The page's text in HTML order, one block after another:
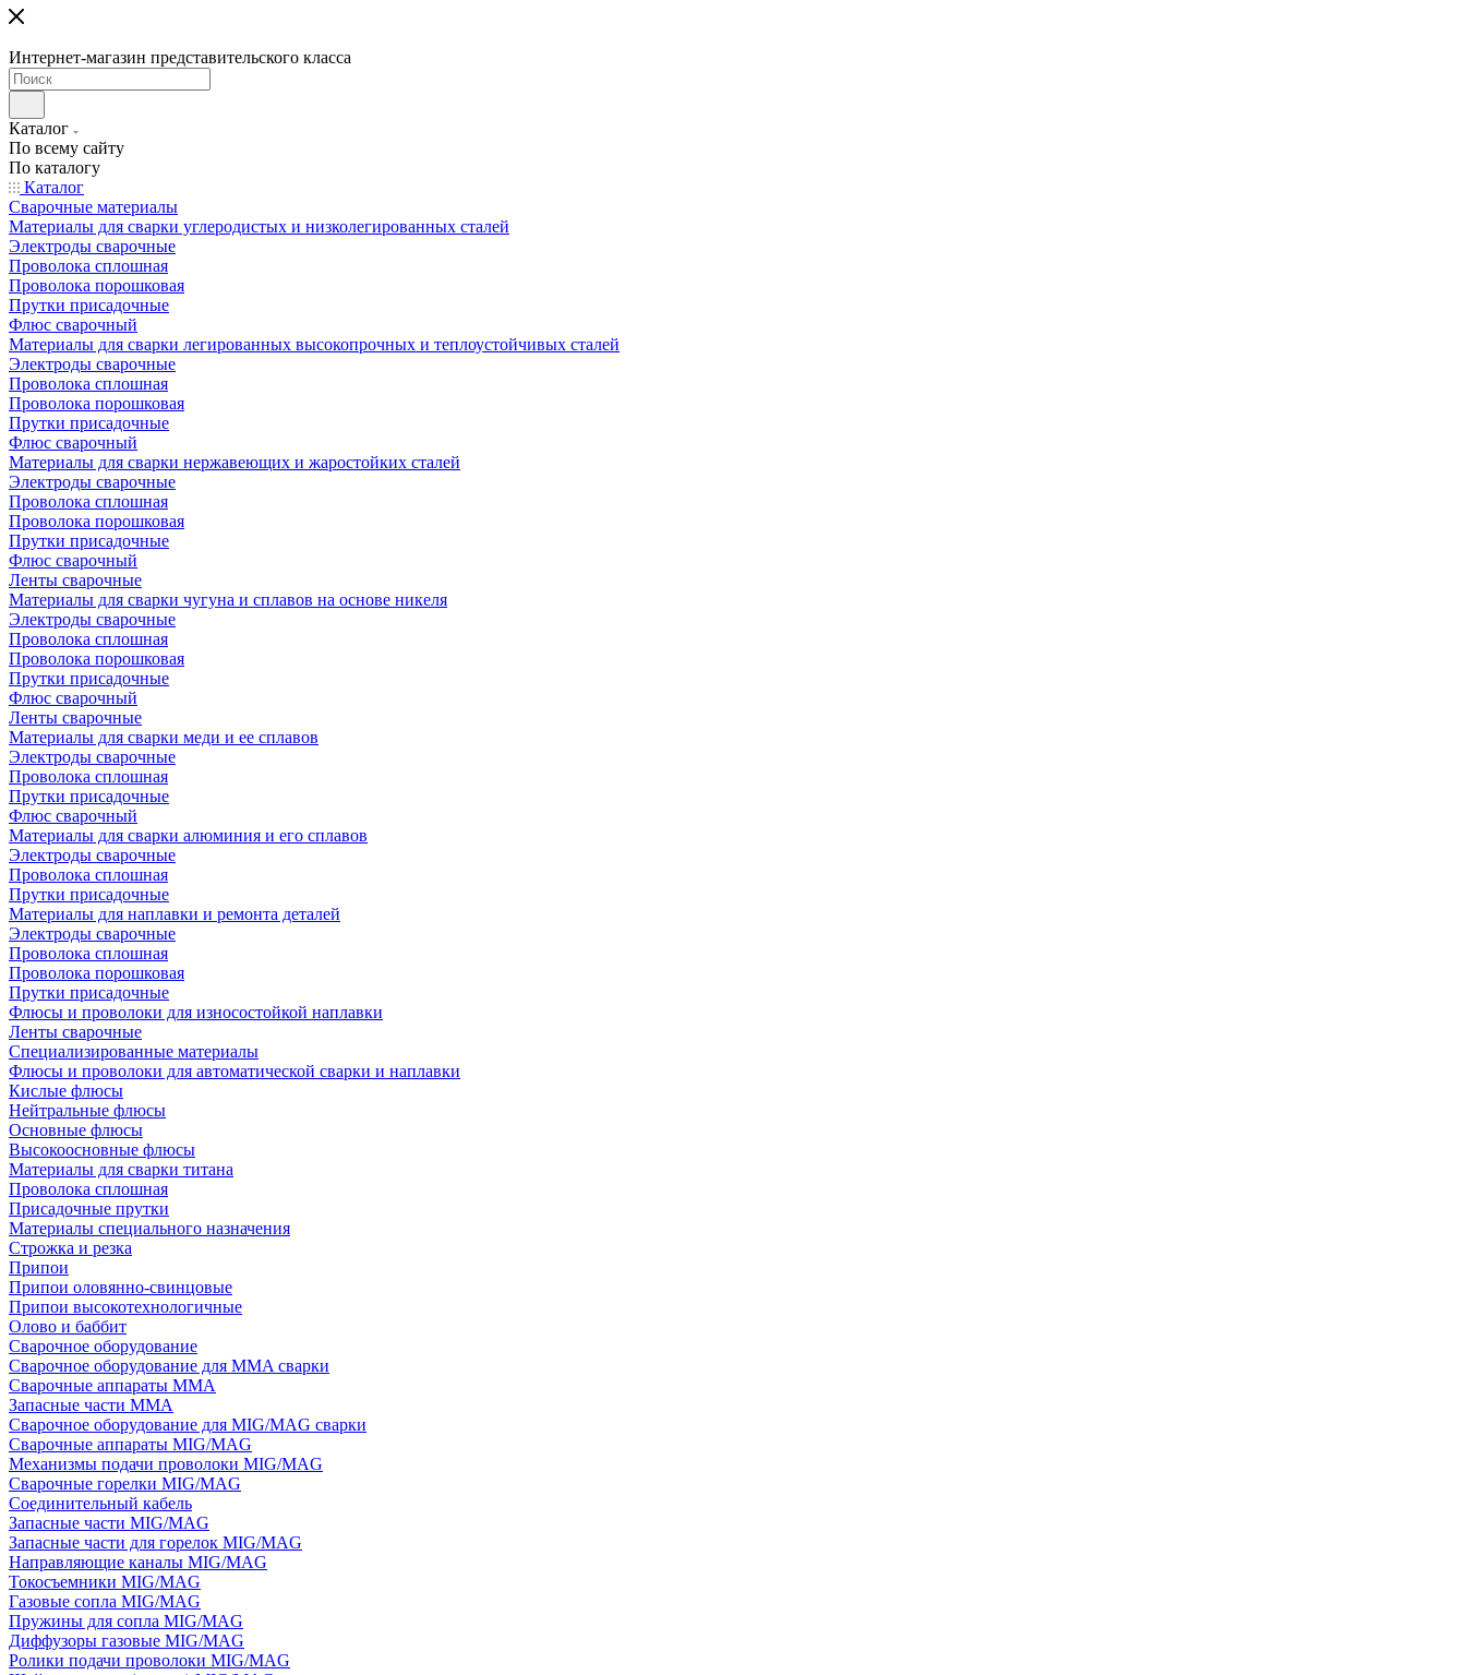
Интернет-магазин представительского класса
Каталог
По всему сайту
По каталогу
Каталог
Сварочные материалы
Материалы для сварки углеродистых и низколегированных сталей
Электроды сварочные
Проволока сплошная
Проволока порошковая
Прутки присадочные
Флюс сварочный
Материалы для сварки легированных высокопрочных и теплоустойчивых сталей
Электроды сварочные
Проволока сплошная
Проволока порошковая
Прутки присадочные
Флюс сварочный
Материалы для сварки нержавеющих и жаростойких сталей
Электроды сварочные
Проволока сплошная
Проволока порошковая
Прутки присадочные
Флюс сварочный
Ленты сварочные
Материалы для сварки чугуна и сплавов на основе никеля
Электроды сварочные
Проволока сплошная
Проволока порошковая
Прутки присадочные
Флюс сварочный
Ленты сварочные
Материалы для сварки меди и ее сплавов
Электроды сварочные
Проволока сплошная
Прутки присадочные
Флюс сварочный
Материалы для сварки алюминия и его сплавов
Электроды сварочные
Проволока сплошная
Прутки присадочные
Материалы для наплавки и ремонта деталей
Электроды сварочные
Проволока сплошная
Проволока порошковая
Прутки присадочные
Флюсы и проволоки для износостойкой наплавки
Ленты сварочные
Специализированные материалы
Флюсы и проволоки для автоматической сварки и наплавки
Кислые флюсы
Нейтральные флюсы
Основные флюсы
Высокоосновные флюсы
Материалы для сварки титана
Проволока сплошная
Присадочные прутки
Материалы специального назначения
Строжка и резка
Припои
Припои оловянно-свинцовые
Припои высокотехнологичные
Олово и баббит
Сварочное оборудование
Сварочное оборудование для MMA сварки
Сварочные аппараты MMA
Запасные части MMA
Сварочное оборудование для MIG/MAG сварки
Сварочные аппараты MIG/MAG
Механизмы подачи проволоки MIG/MAG
Сварочные горелки MIG/MAG
Соединительный кабель
Запасные части MIG/MAG
Запасные части для горелок MIG/MAG
Направляющие каналы MIG/MAG
Токосъемники MIG/MAG
Газовые сопла MIG/MAG
Пружины для сопла MIG/MAG
Диффузоры газовые MIG/MAG
Ролики подачи проволоки MIG/MAG